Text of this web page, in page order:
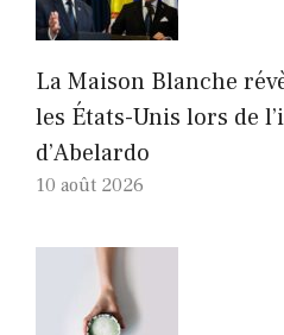
La Maison Blanche
les États-Unis lors de
d’Abelardo
10 août 2026